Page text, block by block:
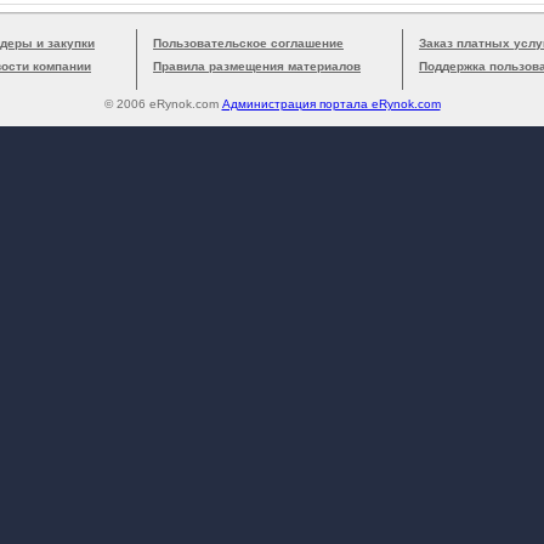
и закупки
компании
Пользовательское соглашение
Правила размещения материалов
Заказ платных
Поддержка
© 2006 eRynok.com Администрация портала eRynok.com